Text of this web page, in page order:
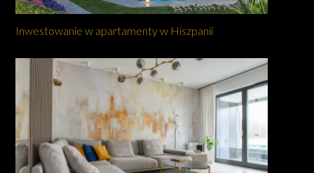
Inwestowanie w apartamenty w Hiszpanii